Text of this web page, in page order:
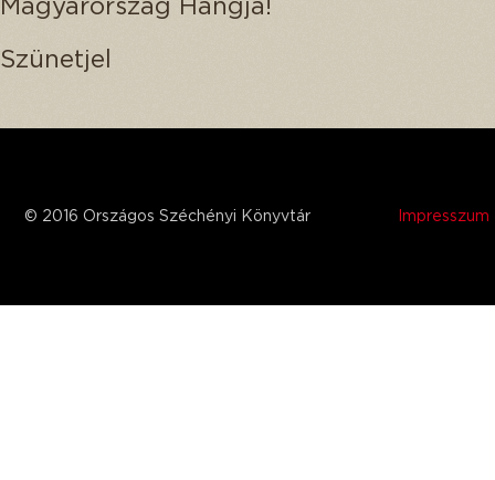
Magyarország Hangja!
Szünetjel
© 2016 Országos Széchényi Könyvtár Impresszum